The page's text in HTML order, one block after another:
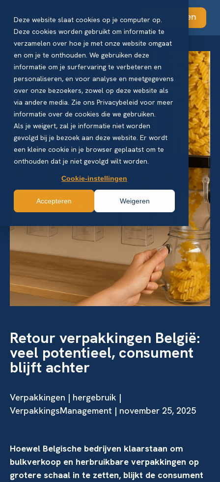
Deze website slaat cookies op je computer op.
Deze cookies worden gebruikt om informatie te
verzamelen over hoe je met onze website omgaat
en om je te onthouden. We gebruiken deze
informatie om je surfervaring te verbeteren en
personaliseren, en voor analyse en meetgegevens
over onze bezoekers, zowel op deze website als
via andere media. Zie ons Privacybeleid voor meer
informatie over de cookies die we gebruiken.
Als je weigert, zal je informatie niet worden
gevolgd bij je bezoek aan deze website. Er wordt
een kleine cookie in je browser geplaatst om te
onthouden dat je niet gevolgd wilt worden.
Cookie-instellingen
Accepteren Weigeren
Abonneren
Retour verpakkingen België:
veel potentieel, consument
blijft achter
Verpakkingen | hergebruik |
VerpakkingsManagement | november 25, 2025
Hoewel Belgische bedrijven klaarstaan om
bulkverkoop en herbruikbare verpakkingen op
grotere schaal in te zetten, blijkt de consument